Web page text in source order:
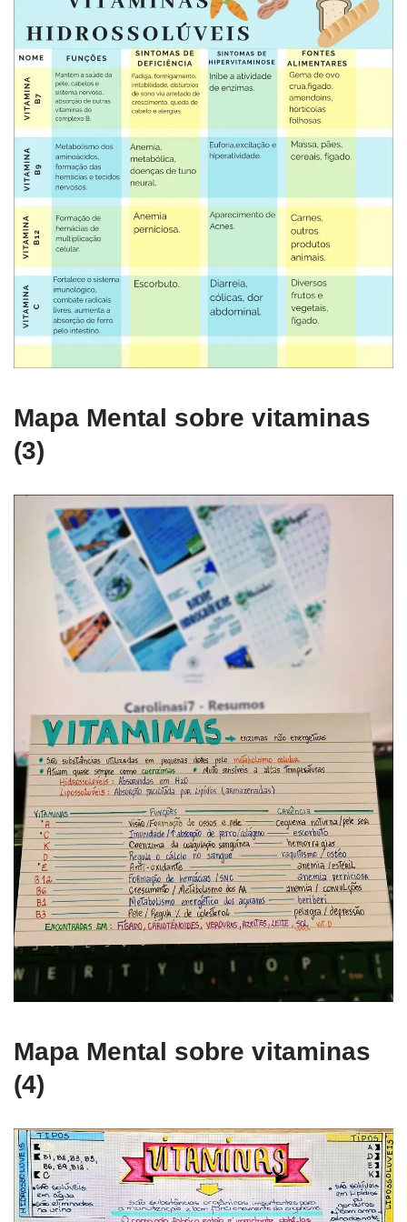
Mapa Mental sobre vitaminas
(3)
Mapa Mental sobre vitaminas
(4)